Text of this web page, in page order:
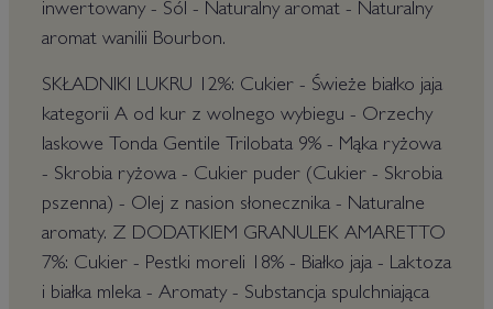
inwertowany - Sól - Naturalny aromat - Naturalny
aromat wanilii Bourbon.
SKŁADNIKI LUKRU 12%: Cukier - Świeże białko jaja
kategorii A od kur z wolnego wybiegu - Orzechy
laskowe Tonda Gentile Trilobata 9% - Mąka ryżowa
- Skrobia ryżowa - Cukier puder (Cukier - Skrobia
pszenna) - Olej z nasion słonecznika - Naturalne
aromaty. Z DODATKIEM GRANULEK AMARETTO
7%: Cukier - Pestki moreli 18% - Białko jaja - Laktoza
i białka mleka - Aromaty - Substancja spulchniająca